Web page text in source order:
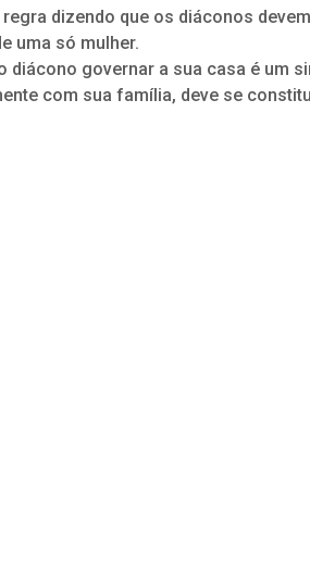
dizendo que os diáconos
uma só mulher.
diácono governar a sua casa é um
com sua família, deve se